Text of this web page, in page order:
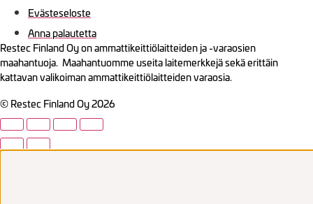
Evästeseloste
Anna palautetta
Restec Finland Oy on ammattikeittiölaitteiden ja -varaosien
maahantuoja. Maahantuomme useita laitemerkkejä sekä erittäin
kattavan valikoiman ammattikeittiölaitteiden varaosia.
© Restec Finland Oy 2026